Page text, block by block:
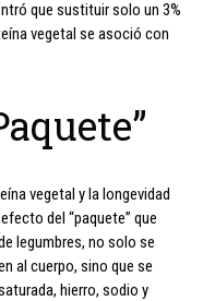
que sustituir solo un 3%
vegetal se asoció con
vegetal y la longevidad
del “paquete” que
legumbres, no solo se
al cuerpo, sino que se
hierro, sodio y